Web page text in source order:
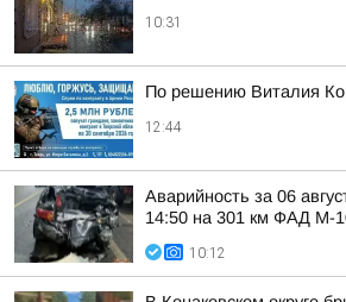
10:31
По решению Виталия
12:44
Аварийность за 06
14:50 на 301 км ФАД М-
10:12